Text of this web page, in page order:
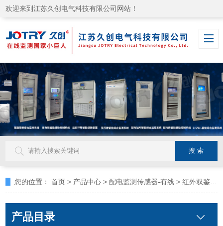
欢迎来到江苏久创电气科技有限公司网站！
您的位置： 首页 > 产品中心 >配电监测传感器-有线 >红外双鉴探测器
产品目录